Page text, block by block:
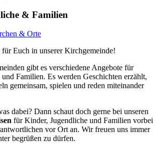
& Familien
& Orte
für Euch in unserer Kirchgemeinde!
gibt es verschiedene Angebote für
Familien. Es werden Geschichten erzählt,
gemeinsam, spielen und reden miteinander
dabei? Dann schaut doch gerne bei unseren
für Kinder, Jugendliche und Familien vorbei
vor Ort an. Wir freuen uns immer
begrüßen zu dürfen.